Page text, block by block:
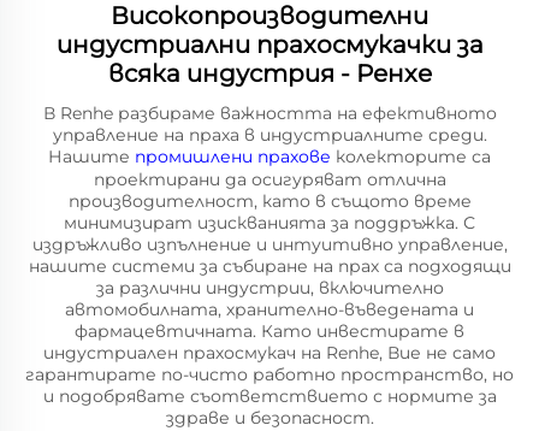
Високопроизводителни
индустриални прахосмукачки за
всяка индустрия - Ренхе
В Renhe разбираме важността на ефективното
управление на праха в индустриалните среди.
Нашите промишлени прахове колекторите са
проектирани да осигуряват отлична
производителност, като в същото време
минимизират изискванията за поддръжка. С
издръжливо изпълнение и интуитивно управление,
нашите системи за събиране на прах са подходящи
за различни индустрии, включително
автомобилната, хранително-въведената и
фармацевтичната. Като инвестирате в
индустриален прахосмукач на Renhe, Вие не само
гарантирате по-чисто работно пространство, но
и подобрявате съответствието с нормите за
здраве и безопасност.